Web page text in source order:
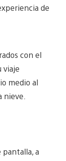
de
con el
viaje
medio al
pantalla, a